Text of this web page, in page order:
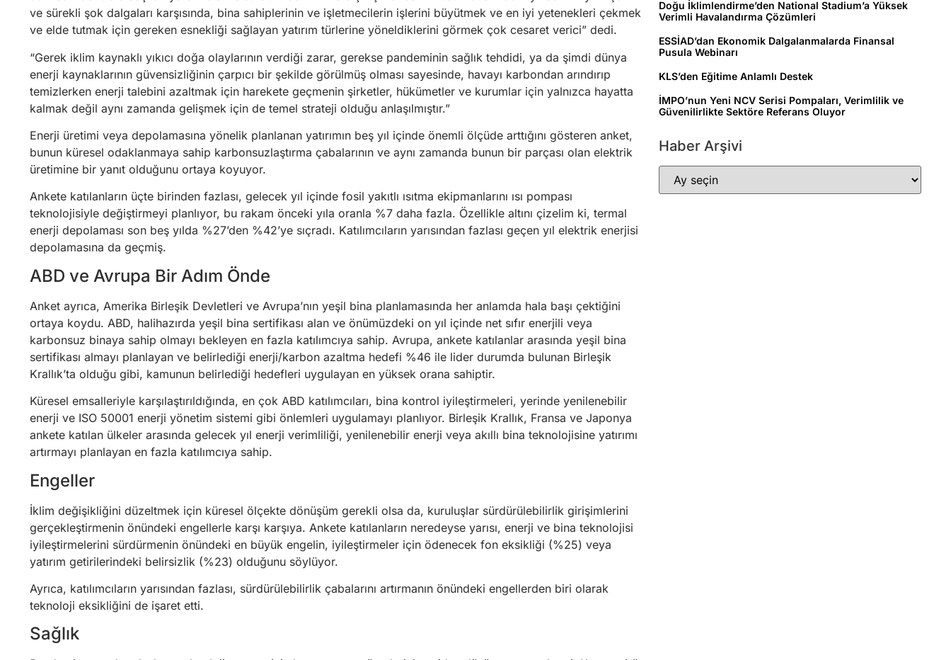
ve sürekli şok dalgaları karşısında, bina sahiplerinin ve işletmecilerin işlerini büyütmek ve en iyi yetenekleri çekmek
ve elde tutmak için gereken esnekliği sağlayan yatırım türlerine yöneldiklerini görmek çok cesaret verici” dedi.
“Gerek iklim kaynaklı yıkıcı doğa olaylarının verdiği zarar, gerekse pandeminin sağlık tehdidi, ya da şimdi dünya
enerji kaynaklarının güvensizliğinin çarpıcı bir şekilde görülmüş olması sayesinde, havayı karbondan arındırıp
temizlerken enerji talebini azaltmak için harekete geçmenin şirketler, hükümetler ve kurumlar için yalnızca hayatta
kalmak değil aynı zamanda gelişmek için de temel strateji olduğu anlaşılmıştır.”
Enerji üretimi veya depolamasına yönelik planlanan yatırımın beş yıl içinde önemli ölçüde arttığını gösteren anket,
bunun küresel odaklanmaya sahip karbonsuzlaştırma çabalarının ve aynı zamanda bunun bir parçası olan elektrik
üretimine bir yanıt olduğunu ortaya koyuyor.
Ankete katılanların üçte birinden fazlası, gelecek yıl içinde fosil yakıtlı ısıtma ekipmanlarını ısı pompası
teknolojisiyle değiştirmeyi planlıyor, bu rakam önceki yıla oranla %7 daha fazla. Özellikle altını çizelim ki, termal
enerji depolaması son beş yılda %27’den %42’ye sıçradı. Katılımcıların yarısından fazlası geçen yıl elektrik enerjisi
depolamasına da geçmiş.
ABD ve Avrupa Bir Adım Önde
Anket ayrıca, Amerika Birleşik Devletleri ve Avrupa’nın yeşil bina planlamasında her anlamda hala başı çektiğini
ortaya koydu. ABD, halihazırda yeşil bina sertifikası alan ve önümüzdeki on yıl içinde net sıfır enerjili veya
karbonsuz binaya sahip olmayı bekleyen en fazla katılımcıya sahip. Avrupa, ankete katılanlar arasında yeşil bina
sertifikası almayı planlayan ve belirlediği enerji/karbon azaltma hedefi %46 ile lider durumda bulunan Birleşik
Krallık’ta olduğu gibi, kamunun belirlediği hedefleri uygulayan en yüksek orana sahiptir.
Küresel emsalleriyle karşılaştırıldığında, en çok ABD katılımcıları, bina kontrol iyileştirmeleri, yerinde yenilenebilir
enerji ve ISO 50001 enerji yönetim sistemi gibi önlemleri uygulamayı planlıyor. Birleşik Krallık, Fransa ve Japonya
ankete katılan ülkeler arasında gelecek yıl enerji verimliliği, yenilenebilir enerji veya akıllı bina teknolojisine yatırımı
artırmayı planlayan en fazla katılımcıya sahip.
Engeller
İklim değişikliğini düzeltmek için küresel ölçekte dönüşüm gerekli olsa da, kuruluşlar sürdürülebilirlik girişimlerini
gerçekleştirmenin önündeki engellerle karşı karşıya. Ankete katılanların neredeyse yarısı, enerji ve bina teknolojisi
iyileştirmelerini sürdürmenin önündeki en büyük engelin, iyileştirmeler için ödenecek fon eksikliği (%25) veya
yatırım getirilerindeki belirsizlik (%23) olduğunu söylüyor.
Ayrıca, katılımcıların yarısından fazlası, sürdürülebilirlik çabalarını artırmanın önündeki engellerden biri olarak
teknoloji eksikliğini de işaret etti.
Sağlık
Doğu İklimlendirme’den National Stadium’a Yüksek
Verimli Havalandırma Çözümleri
ESSİAD’dan Ekonomik Dalgalanmalarda Finansal
Pusula Webinarı
KLS’den Eğitime Anlamlı Destek
İMPO’nun Yeni NCV Serisi Pompaları, Verimlilik ve
Güvenilirlikte Sektöre Referans Oluyor
Haber Arşivi